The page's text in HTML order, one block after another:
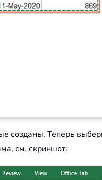
созданы. Теперь
см. скриншот: